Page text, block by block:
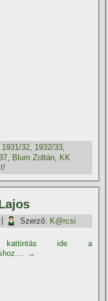
1931/32 1932/33
, Blum Zoltán, KK
Szerző: K@rcsi
kattintás ide a
→